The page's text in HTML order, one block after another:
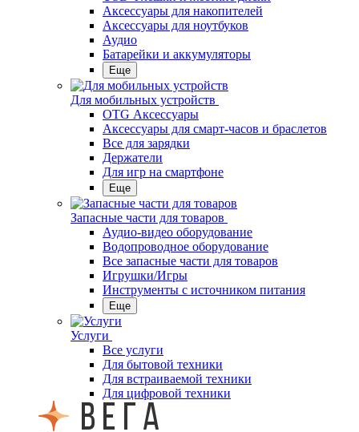
Аксессуары для накопителей
Аксессуары для ноутбуков
Аудио
Батарейки и аккумуляторы
Еще
Для мобильных устройств
OTG Аксессуары
Аксессуары для смарт-часов и браслетов
Все для зарядки
Держатели
Для игр на смартфоне
Еще
Запасные части для товаров
Аудио-видео оборудование
Водопроводное оборудование
Все запасные части для товаров
Игрушки/Игры
Инструменты с источником питания
Еще
Услуги
Все услуги
Для бытовой техники
Для встраиваемой техники
Для цифровой техники